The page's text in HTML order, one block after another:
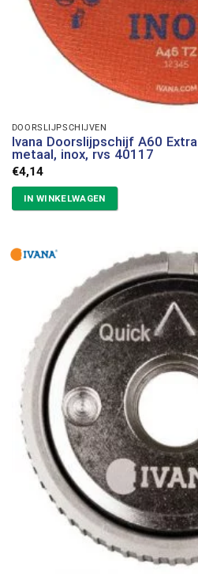
DOORSLIJPSCHIJVEN
Ivana Doorslijpschijf A60
metaal, inox, rvs 40117
€4,14
IN WINKELWAGEN